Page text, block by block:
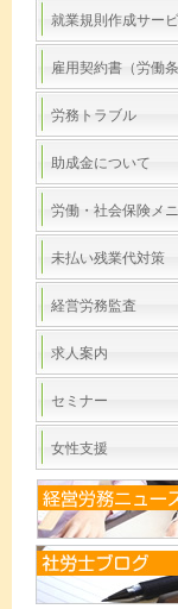
就業規則作成サー
雇用契約書（労働
労務トラブル
助成金について
労働・社会保険メ
未払い残業代対策
経営労務監査
求人案内
セミナー
女性支援